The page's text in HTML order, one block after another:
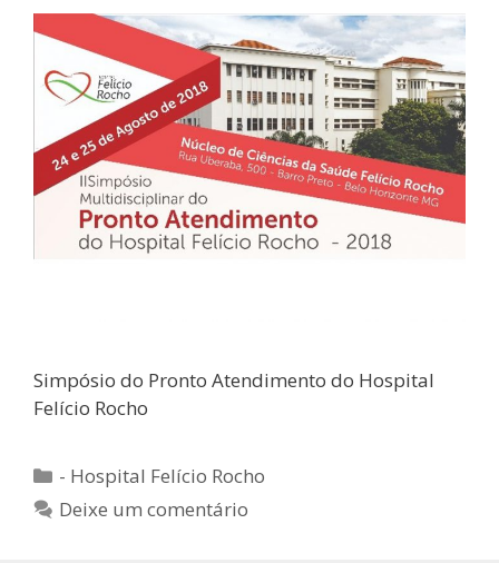
Simpósio do Pronto Atendimento do Hospital
Felício Rocho
Categorias
- Hospital Felício Rocho
Deixe um comentário